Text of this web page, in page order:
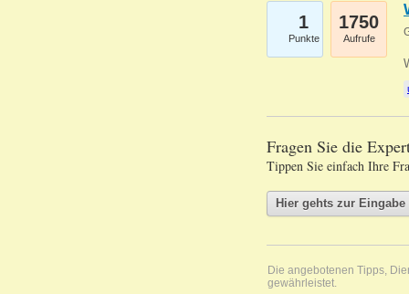
1
Punkte
1750
Aufrufe
Fragen Sie die
Tippen Sie einfach Ihre
Die angebotenen Tipps,
gewährleistet.